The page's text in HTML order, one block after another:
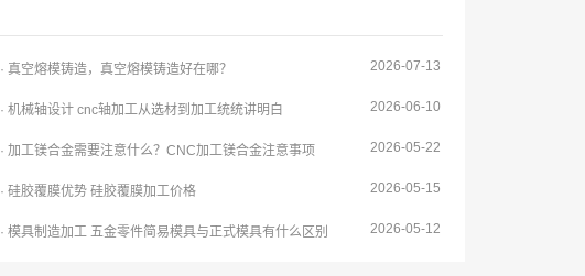
· 真空熔模铸造，真空熔模铸造好在哪？ 2026-07-13
· 机械轴设计 cnc轴加工从选材到加工统统讲明白 2026-06-10
· 加工镁合金需要注意什么？CNC加工镁合金注意事项 2026-05-22
· 硅胶覆膜优势 硅胶覆膜加工价格 2026-05-15
· 模具制造加工 五金零件简易模具与正式模具有什么区别 2026-05-12